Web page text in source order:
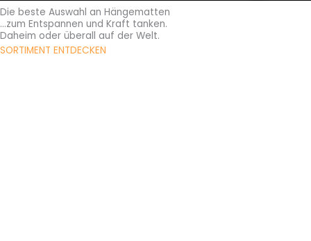
Die beste Auswahl an Hängematten
...zum Entspannen und Kraft tanken.
Daheim oder überall auf der Welt.
SORTIMENT ENTDECKEN